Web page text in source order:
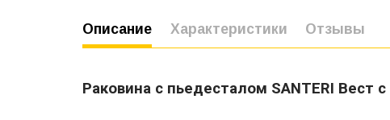
Описание Характеристики Отзывы
Раковина с пьедесталом SANTERI Вест